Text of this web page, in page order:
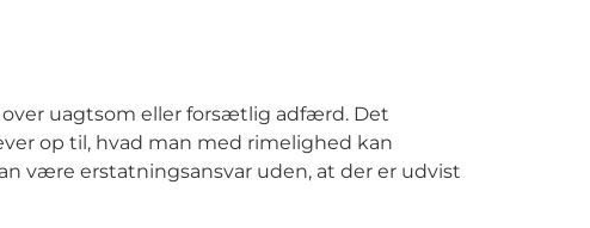
uagtsom eller forsætlig adfærd. Det
op til, hvad man med rimelighed kan
være erstatningsansvar uden, at der er udvist